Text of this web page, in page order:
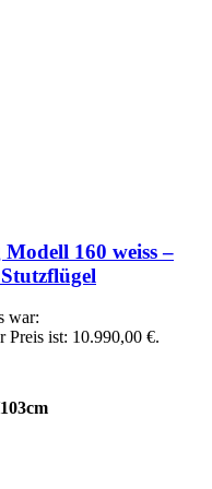
160 weiss –
war:
Preis ist: 10.990,00 €.